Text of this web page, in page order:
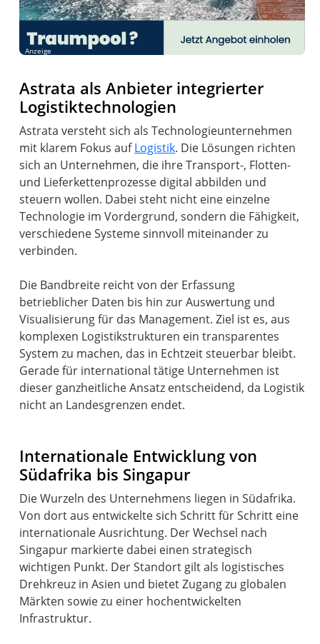
Anzeige
Astrata als Anbieter integrierter
Logistiktechnologien
Astrata versteht sich als Technologieunternehmen
mit klarem Fokus aufLogistik. Die Lösungen richten
sich an Unternehmen, die ihre Transport-, Flotten-
und Lieferkettenprozesse digital abbilden und
steuern wollen. Dabei steht nicht eine einzelne
Technologie im Vordergrund, sondern die Fähigkeit,
verschiedene Systeme sinnvoll miteinander zu
verbinden.
Die Bandbreite reicht von der Erfassung
betrieblicher Daten bis hin zur Auswertung und
Visualisierung für das Management. Ziel ist es, aus
komplexen Logistikstrukturen ein transparentes
System zu machen, das in Echtzeit steuerbar bleibt.
Gerade für international tätige Unternehmen ist
dieser ganzheitliche Ansatz entscheidend, da Logistik
nicht an Landesgrenzen endet.
Internationale Entwicklung von
Südafrika bis Singapur
Die Wurzeln des Unternehmens liegen in Südafrika.
Von dort aus entwickelte sich Schritt für Schritt eine
internationale Ausrichtung. Der Wechsel nach
Singapur markierte dabei einen strategisch
wichtigen Punkt. Der Standort gilt als logistisches
Drehkreuz in Asien und bietet Zugang zu globalen
Märkten sowie zu einer hochentwickelten
Infrastruktur.